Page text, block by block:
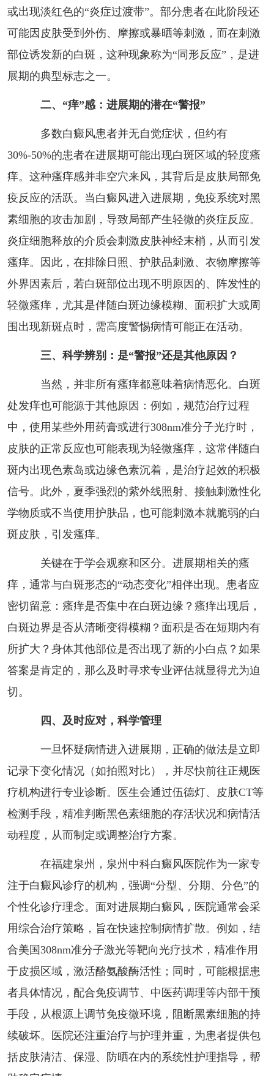
或出现淡红色的“炎症过渡带”。部分患者在此阶段还
可能因皮肤受到外伤、摩擦或暴晒等刺激，而在刺激
部位诱发新的白斑，这种现象称为“同形反应”，是进
展期的典型标志之一。
二、“痒”感：进展期的潜在“警报”
多数白癜风患者并无自觉症状，但约有
30%-50%的患者在进展期可能出现白斑区域的轻度瘙
痒。这种瘙痒感并非空穴来风，其背后是皮肤局部免
疫反应的活跃。当白癜风进入进展期，免疫系统对黑
素细胞的攻击加剧，导致局部产生轻微的炎症反应。
炎症细胞释放的介质会刺激皮肤神经末梢，从而引发
瘙痒。因此，在排除日照、护肤品刺激、衣物摩擦等
外界因素后，若白斑部位出现不明原因的、阵发性的
轻微瘙痒，尤其是伴随白斑边缘模糊、面积扩大或周
围出现新斑点时，需高度警惕病情可能正在活动。
三、科学辨别：是“警报”还是其他原因？
当然，并非所有瘙痒都意味着病情恶化。白斑
处发痒也可能源于其他原因：例如，规范治疗过程
中，使用某些外用药膏或进行308nm准分子光疗时，
皮肤的正常反应也可能表现为轻微瘙痒，这常伴随白
斑内出现色素岛或边缘色素沉着，是治疗起效的积极
信号。此外，夏季强烈的紫外线照射、接触刺激性化
学物质或不当使用护肤品，也可能刺激本就脆弱的白
斑皮肤，引发瘙痒。
关键在于学会观察和区分。进展期相关的瘙
痒，通常与白斑形态的“动态变化”相伴出现。患者应
密切留意：瘙痒是否集中在白斑边缘？瘙痒出现后，
白斑边界是否从清晰变得模糊？面积是否在短期内有
所扩大？身体其他部位是否出现了新的小白点？如果
答案是肯定的，那么及时寻求专业评估就显得尤为迫
切。
四、及时应对，科学管理
一旦怀疑病情进入进展期，正确的做法是立即
记录下变化情况（如拍照对比），并尽快前往正规医
疗机构进行专业诊断。医生会通过伍德灯、皮肤CT等
检测手段，精准判断黑色素细胞的存活状况和病情活
动程度，从而制定或调整治疗方案。
在福建泉州，泉州中科白癜风医院作为一家专
注于白癜风诊疗的机构，强调“分型、分期、分色”的
个性化诊疗理念。面对进展期白癜风，医院通常会采
用综合治疗策略，旨在快速控制病情扩散。例如，结
合美国308nm准分子激光等靶向光疗技术，精准作用
于皮损区域，激活酪氨酸酶活性；同时，可能根据患
者具体情况，配合免疫调节、中医药调理等内部干预
手段，从根源上调节免疫微环境，阻断黑素细胞的持
续破坏。医院还注重治疗与护理并重，为患者提供包
括皮肤清洁、保湿、防晒在内的系统性护理指导，帮